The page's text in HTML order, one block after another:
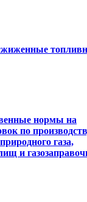
нормы на
по
газа,
и